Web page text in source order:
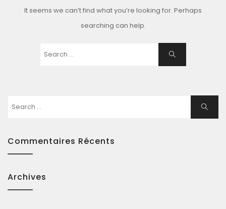
It seems we can’t find what you’re looking for. Perhaps
searching can help.
Search
Search
Search
Commentaires Récents
Archives